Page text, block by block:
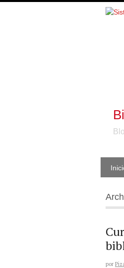
por